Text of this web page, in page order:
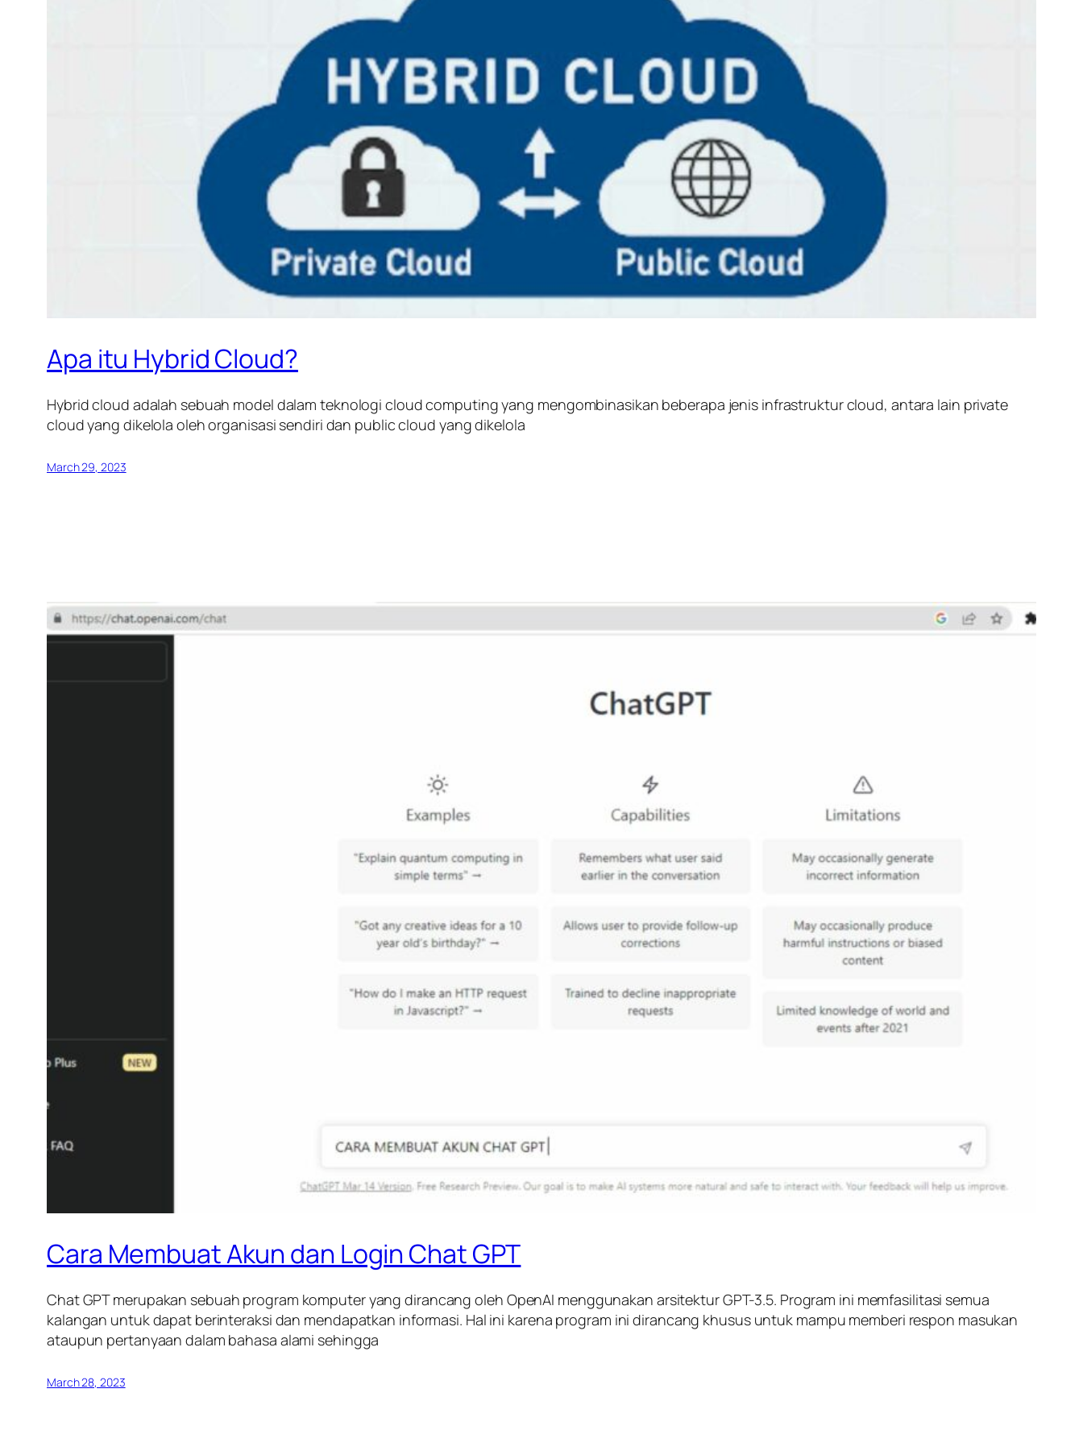
Apa itu Hybrid Cloud?
Hybrid cloud adalah sebuah model dalam teknologi cloud computing yang mengombinasikan beberapa jenis infrastruktur cloud, antara lain private
cloud yang dikelola oleh organisasi sendiri dan public cloud yang dikelola
March 29, 2023
Cara Membuat Akun dan Login Chat GPT
Chat GPT merupakan sebuah program komputer yang dirancang oleh OpenAI menggunakan arsitektur GPT-3.5. Program ini memfasilitasi semua
kalangan untuk dapat berinteraksi dan mendapatkan informasi. Hal ini karena program ini dirancang khusus untuk mampu memberi respon masukan
ataupun pertanyaan dalam bahasa alami sehingga
March 28, 2023